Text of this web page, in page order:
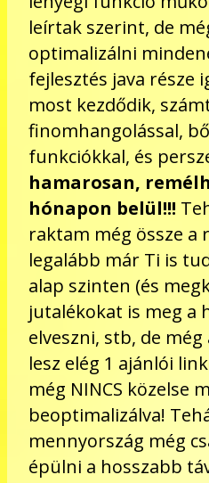
leírtak szerint, de
optimalizálni
fejlesztés java része
most kezdődik,
finomhangolással,
funkciókkal, és
hamarosan,
hónapon belül!!!
raktam még össze a
legalább már Ti is
alap szinten (és
jutalékokat is meg a
elveszni, stb, de
lesz elég 1 ajánlói
még NINCS közelse
beoptimalizálva!
mennyország még
épülni a hosszabb